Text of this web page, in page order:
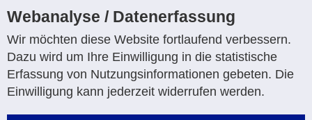
Webanalyse / Datenerfassung
Wir möchten diese Website fortlaufend verbessern.
Dazu wird um Ihre Einwilligung in die statistische
Erfassung von Nutzungsinformationen gebeten. Die
Einwilligung kann jederzeit widerrufen werden.